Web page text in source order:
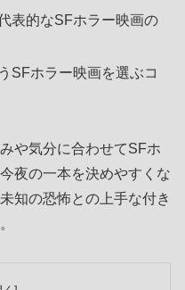
表的なSFホラー映画の
SFホラー映画を選ぶコ
や気分に合わせてSFホ
夜の一本を決めやすくな
知の恐怖との上手な付き